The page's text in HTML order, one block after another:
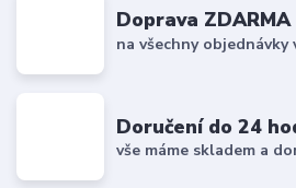
Doprava ZDARMA
na všechny objednávky
Doručení do 24
vše máme skladem a